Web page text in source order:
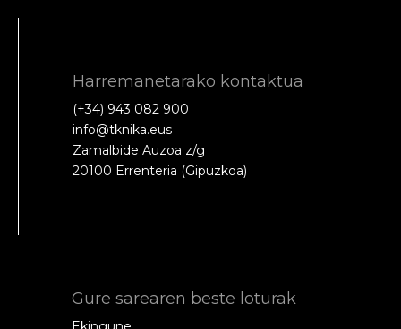
Harremanetarako kontaktua
(+34) 943 082 900
info@tknika.eus
Zamalbide Auzoa z/g
20100 Errenteria (Gipuzkoa)
Gure sarearen beste loturak